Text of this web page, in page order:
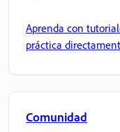
Aprenda con
práctica
Comunidad